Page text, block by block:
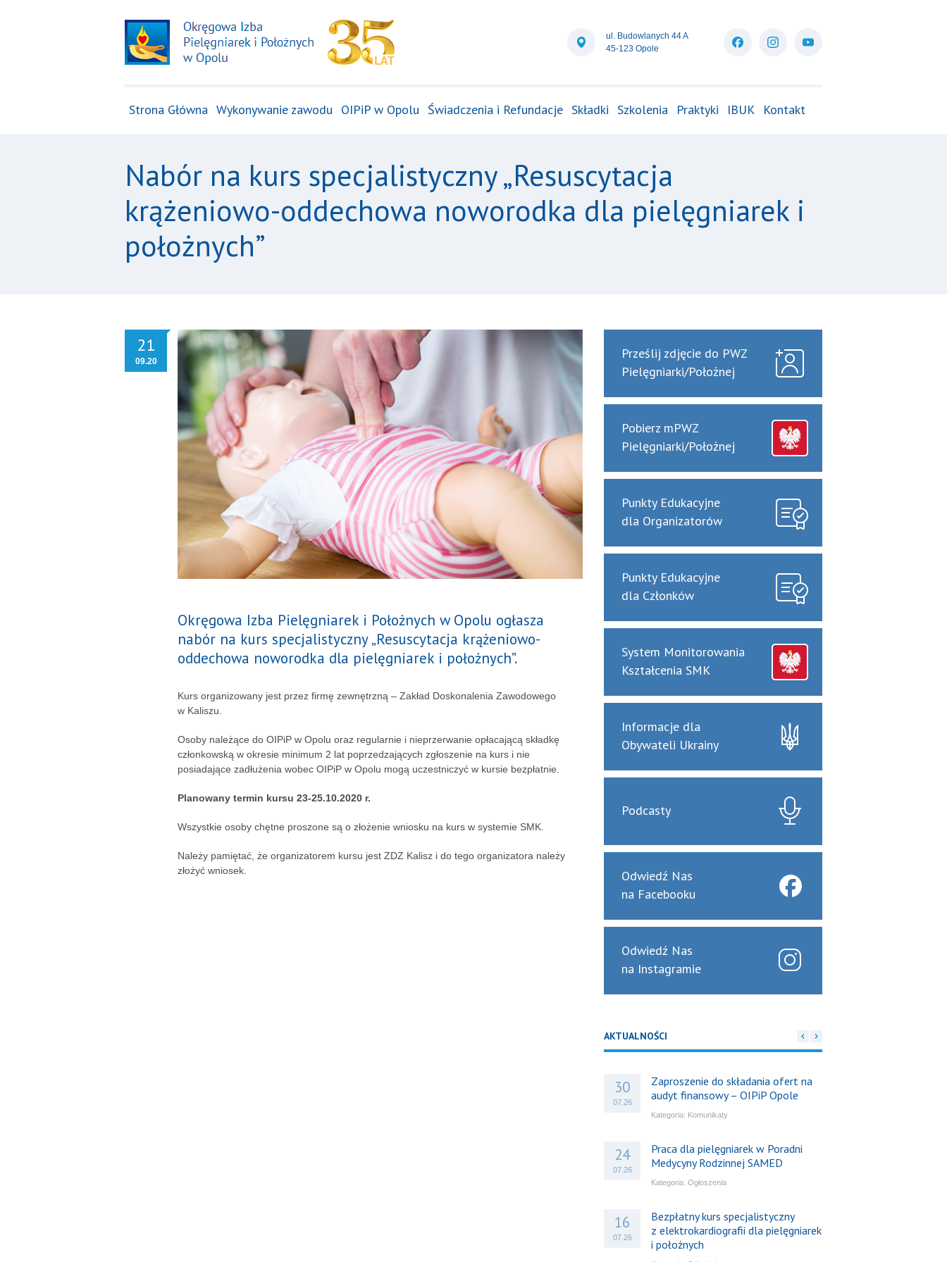
ul. Budowlanych 44 A
45-123 Opole
Strona Główna Wykonywanie zawodu OIPiP w Opolu Świadczenia i Refundacje Składki Szkolenia Praktyki IBUK Kontakt
Nabór na kurs specjalistyczny „Resuscytacja
krążeniowo-oddechowa noworodka dla pielęgniarek i
położnych”
21
09.20
Okręgowa Izba Pielęgniarek i Położnych w Opolu ogłasza
nabór na kurs specjalistyczny „Resuscytacja krążeniowo-
oddechowa noworodka dla pielęgniarek i położnych”.
Kurs organizowany jest przez firmę zewnętrzną – Zakład Doskonalenia Zawodowego
w Kaliszu.
Osoby należące do OIPiP w Opolu oraz regularnie i nieprzerwanie opłacającą składkę
członkowską w okresie minimum 2 lat poprzedzających zgłoszenie na kurs i nie
posiadające zadłużenia wobec OIPiP w Opolu mogą uczestniczyć w kursie bezpłatnie.
Planowany termin kursu 23-25.10.2020 r.
Wszystkie osoby chętne proszone są o złożenie wniosku na kurs w systemie SMK.
Należy pamiętać, że organizatorem kursu jest ZDZ Kalisz i do tego organizatora należy
złożyć wniosek.
Prześlij zdjęcie do PWZ
Pielęgniarki/Położnej
Pobierz mPWZ
Pielęgniarki/Położnej
Punkty Edukacyjne
dla Organizatorów
Punkty Edukacyjne
dla Członków
System Monitorowania
Kształcenia SMK
Informacje dla
Obywateli Ukrainy
Podcasty
Odwiedź Nas
na Facebooku
Odwiedź Nas
na Instagramie
AKTUALNOŚCI
30
07.26
Zaproszenie do składania ofert na
audyt finansowy – OIPiP Opole
Kategoria: Komunikaty
24
07.26
Praca dla pielęgniarek w Poradni
Medycyny Rodzinnej SAMED
Kategoria: Ogłoszenia
16
07.26
Bezpłatny kurs specjalistyczny
z elektrokardiografii dla pielęgniarek
i położnych